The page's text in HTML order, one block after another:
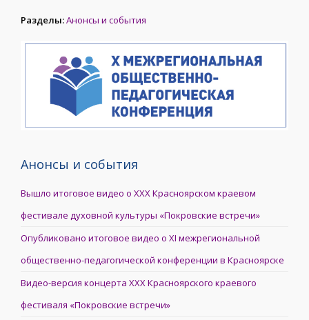
Разделы:Анонсы и события
Анонсы и события
Вышло итоговое видео о XXX Красноярском краевом
фестивале духовной культуры «Покровские встречи»
Опубликовано итоговое видео о XI межрегиональной
общественно-педагогической конференции в Красноярске
Видео-версия концерта XXX Красноярского краевого
фестиваля «Покровские встречи»